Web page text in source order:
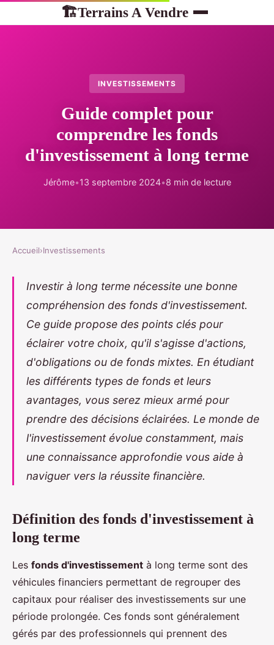
🏗Terrains A Vendre
INVESTISSEMENTS
Guide complet pour
comprendre les fonds
d'investissement à long terme
Jérôme•13 septembre 2024•8 min de lecture
Accueil›Investissements
Investir à long terme nécessite une bonne
compréhension des fonds d'investissement.
Ce guide propose des points clés pour
éclairer votre choix, qu'il s'agisse d'actions,
d'obligations ou de fonds mixtes. En étudiant
les différents types de fonds et leurs
avantages, vous serez mieux armé pour
prendre des décisions éclairées. Le monde de
l'investissement évolue constamment, mais
une connaissance approfondie vous aide à
naviguer vers la réussite financière.
Définition des fonds d'investissement à
long terme
Les fonds d'investissement à long terme sont des
véhicules financiers permettant de regrouper des
capitaux pour réaliser des investissements sur une
période prolongée. Ces fonds sont généralement
gérés par des professionnels qui prennent des